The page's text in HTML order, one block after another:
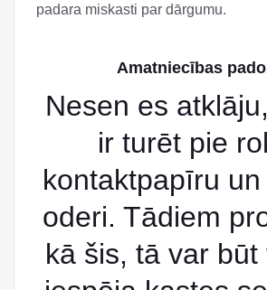
padara miskasti par dārgumu.
Amatniecības
Nesen es
ir turēt pie
kontaktpapīru
oderi. Tādiem
kā šis, tā var būt